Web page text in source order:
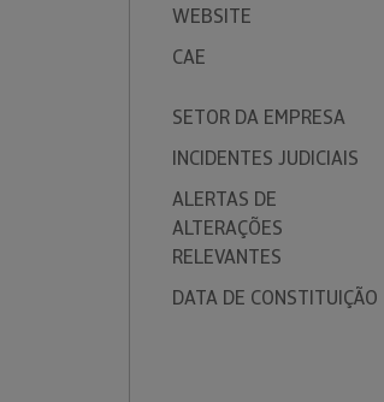
WEBSITE
CAE
SETOR DA EMPRESA
INCIDENTES JUDICIAIS
ALERTAS DE
ALTERAÇÕES
RELEVANTES
DATA DE CONSTITUIÇÃO